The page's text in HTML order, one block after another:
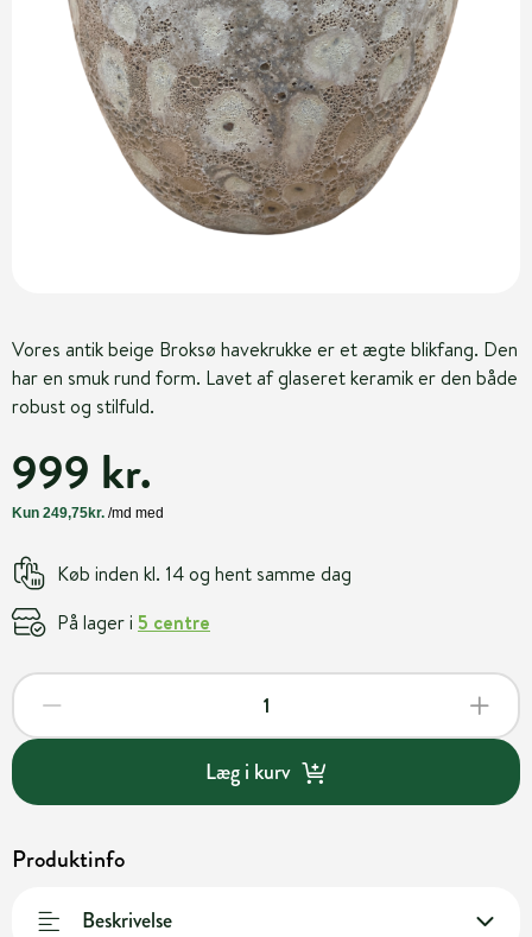
Vores antik beige Broksø havekrukke er et ægte blikfang. Den
har en smuk rund form. Lavet af glaseret keramik er den både
robust og stilfuld.
999 kr.
Køb inden kl. 14 og hent samme dag
På lager i 5 centre
Læg i kurv
Produktinfo
Beskrivelse